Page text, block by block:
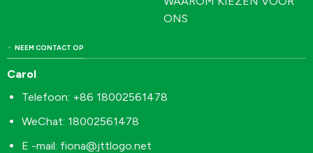
ONS
NEEM CONTACT OP
Carol
Telefoon: +86 18002561478
WeChat: 18002561478
E -mail: fiona@jttlogo.net